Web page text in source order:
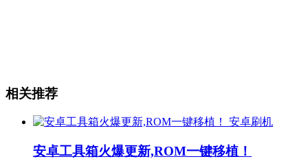
相关推荐
安卓刷机
安卓工具箱火爆更新,ROM一键移植！